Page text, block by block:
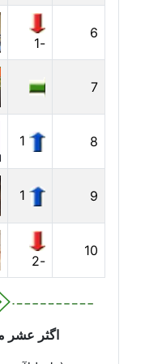
مدونة
عاملة
مدونة
عاملة
مدونة
عاملة
مدونة
عاملة
مدونة
مدونة
6
-1
7
8
1
9
1
10
-2
اگثر عشر